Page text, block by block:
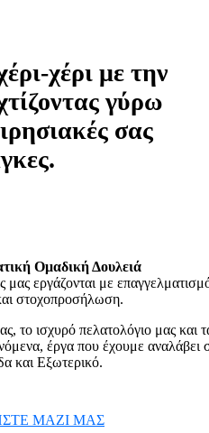
χέρι με την
γύρω
σας
Ομαδική Δουλειά
μας εργάζονται με
στοχοπροσήλωση.
το ισχυρό πελατολόγιο μας και
έργα που έχουμε αναλάβει
και Εξωτερικό.
ΜΑΖΙ ΜΑΣ